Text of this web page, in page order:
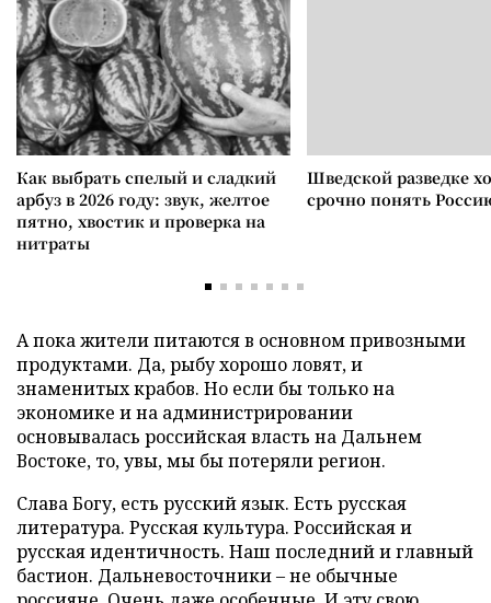
Как выбрать спелый и сладкий
арбуз в 2026 году: звук, желтое
пятно, хвостик и проверка на
нитраты
Шведской разведке
срочно понять
А пока жители питаются в основном привозными
продуктами. Да, рыбу хорошо ловят, и
знаменитых крабов. Но если бы только на
экономике и на администрировании
основывалась российская власть на Дальнем
Востоке, то, увы, мы бы потеряли регион.
Слава Богу, есть русский язык. Есть русская
литература. Русская культура. Российская и
русская идентичность. Наш последний и главный
бастион. Дальневосточники – не обычные